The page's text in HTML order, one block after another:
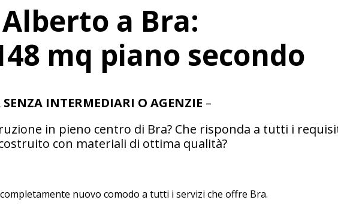
a Bra:
mq piano secondo
INTERMEDIARI O AGENZIE –
in pieno centro di Bra? Che risponda a tutti i
con materiali di ottima qualità?
nuovo comodo a tutti i servizi che offre Bra.